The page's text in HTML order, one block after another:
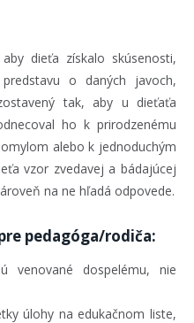
dieťa získalo skúsenosti,
o daných javoch,
tak, aby u dieťaťa
ho k prirodzenému
alebo k jednoduchým
vzor zvedavej a bádajúcej
na ne hľadá odpovede.
pedagóga/rodiča:
venované dospelému, nie
úlohy na edukačnom liste,